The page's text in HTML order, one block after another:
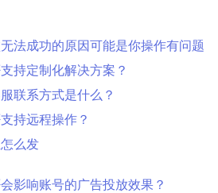
法成功的原因可能是你操作有问题
持定制化解决方案？
联系方式是什么？
持远程操作？
么发
影响账号的广告投放效果？